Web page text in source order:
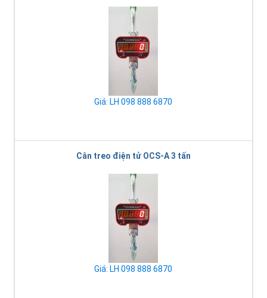
Giá: LH 098 888 6870
Cân treo điện tử OCS-A 3 tấn
Giá: LH 098 888 6870